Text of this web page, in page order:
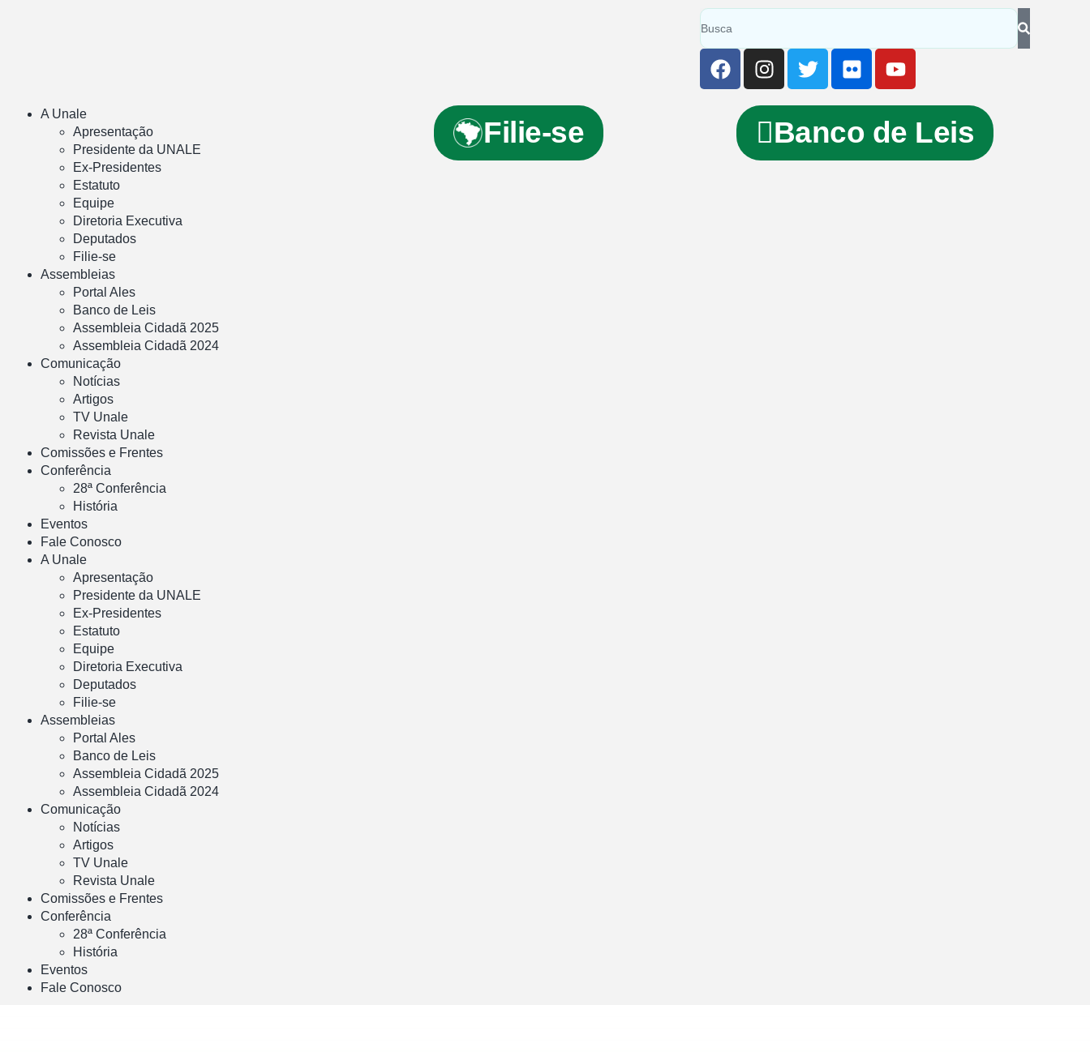
A Unale
Apresentação
Presidente da UNALE
Ex-Presidentes
Estatuto
Equipe
Diretoria Executiva
Deputados
Filie-se
Assembleias
Portal Ales
Banco de Leis
Assembleia Cidadã 2025
Assembleia Cidadã 2024
Comunicação
Notícias
Artigos
TV Unale
Revista Unale
Comissões e Frentes
Conferência
28ª Conferência
História
Eventos
Fale Conosco
A Unale
Apresentação
Presidente da UNALE
Ex-Presidentes
Estatuto
Equipe
Diretoria Executiva
Deputados
Filie-se
Assembleias
Portal Ales
Banco de Leis
Assembleia Cidadã 2025
Assembleia Cidadã 2024
Comunicação
Notícias
Artigos
TV Unale
Revista Unale
Comissões e Frentes
Conferência
28ª Conferência
História
Eventos
Fale Conosco
Filie-se Banco de Leis